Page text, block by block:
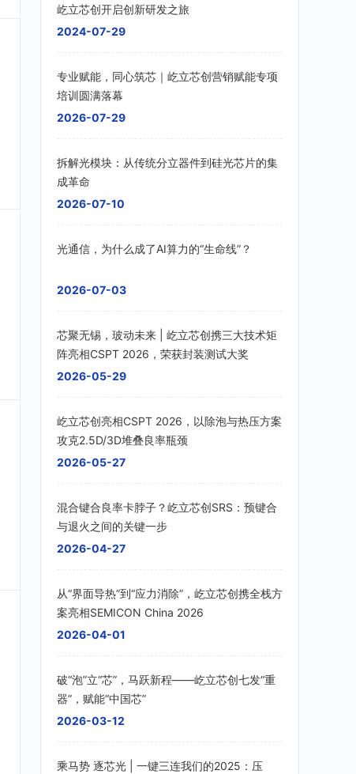
屹立芯创开启创新研发之旅
2024-07-29
专业赋能，同心筑芯｜屹立芯创营销赋能专项
培训圆满落幕
2026-07-29
拆解光模块：从传统分立器件到硅光芯片的集
成革命
2026-07-10
光通信，为什么成了AI算力的“生命线”？
2026-07-03
芯聚无锡，玻动未来 | 屹立芯创携三大技术矩
阵亮相CSPT 2026，荣获封装测试大奖
2026-05-29
屹立芯创亮相CSPT 2026，以除泡与热压方案
攻克2.5D/3D堆叠良率瓶颈
2026-05-27
混合键合良率卡脖子？屹立芯创SRS：预键合
与退火之间的关键一步
2026-04-27
从“界面导热”到“应力消除”，屹立芯创携全栈方
案亮相SEMICON China 2026
2026-04-01
破“泡”立“芯”，马跃新程——屹立芯创七发“重
器”，赋能“中国芯”
2026-03-12
乘马势 逐芯光 | 一键三连我们的2025：压